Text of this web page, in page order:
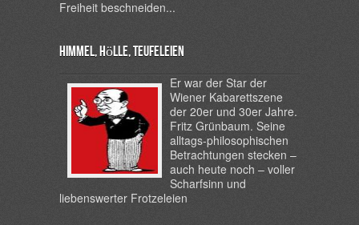
Freiheit beschneiden...
Himmel, Hölle, Teufeleien
Er war der Star der
Wiener Kabarettszene
der 20er und 30er Jahre.
Fritz Grünbaum. Seine
alltags-philosophischen
Betrachtungen stecken –
auch heute noch – voller
Scharfsinn und
liebenswerter Frotzeleien